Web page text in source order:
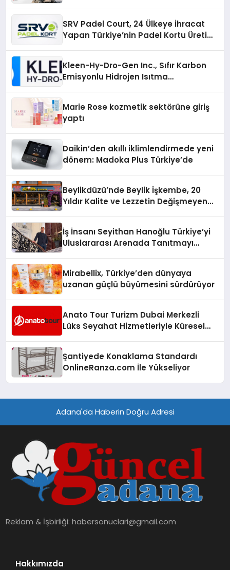
SRV Padel Court, 24 Ülkeye İhracat
Yapan Türkiye’nin Padel Kortu Üretim
Kleen-Hy-Dro-Gen Inc., Sıfır Karbon
Emisyonlu Hidrojen Isıtma
Marie Rose kozmetik sektörüne giriş
yaptı
Daikin’den akıllı iklimlendirmede yeni
dönem: Madoka Plus Türkiye’de
Beylikdüzü’nde Beylik İşkembe, 20
Yıldır Kalite ve Lezzetin Değişmeyen
İş İnsanı Seyithan Hanoğlu Türkiye’yi
Uluslararası Arenada Tanıtmayı
Mirabellix, Türkiye’den dünyaya
uzanan güçlü büyümesini sürdürüyor
Anato Tour Turizm Dubai Merkezli
Lüks Seyahat Hizmetleriyle Küresel
Şantiyede Konaklama Standardı
OnlineRanza.com İle Yükseliyor
Adana'da Haberin Doğru Adresi
Reklam & İşbirliği:habersonuclari@gmail.com
Hakkımızda